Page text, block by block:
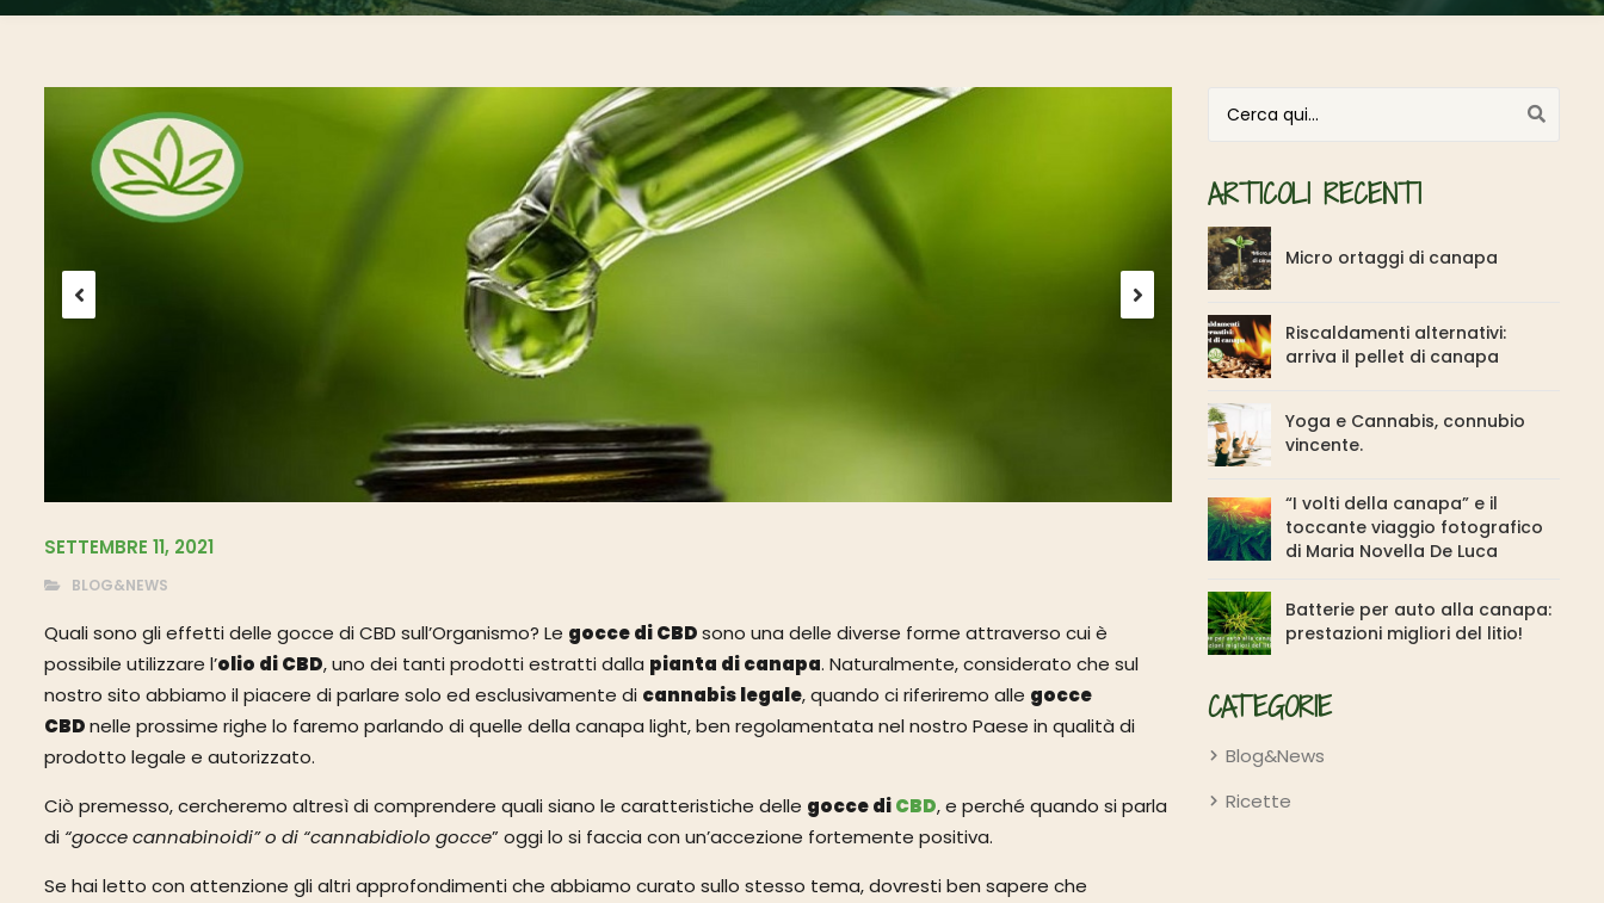
SETTEMBRE 11, 2021
BLOG&NEWS
Quali sono gli effetti delle gocce di CBD sull’Organismo? Le gocce di CBDsono una delle diverse forme attraverso cui è
possibile utilizzare l’olio di CBD, uno dei tanti prodotti estratti dalla pianta di canapa. Naturalmente, considerato che sul
nostro sito abbiamo il piacere di parlare solo ed esclusivamente di cannabis legale, quando ci riferiremo alle gocce
CBDnelle prossime righe lo faremo parlando di quelle della canapa light, ben regolamentata nel nostro Paese in qualità di
prodotto legale e autorizzato.
Ciò premesso, cercheremo altresì di comprendere quali siano le caratteristiche delle gocce diCBD, e perché quando si parla
di “gocce cannabinoidi” o di “cannabidiolo gocce” oggi lo si faccia con un’accezione fortemente positiva.
Se hai letto con attenzione gli altri approfondimenti che abbiamo curato sullo stesso tema, dovresti ben sapere che
ARTICOLI RECENTI
Micro ortaggi di canapa
Riscaldamenti alternativi:
arriva il pellet di canapa
Yoga e Cannabis, connubio
vincente.
“I volti della canapa” e il
toccante viaggio fotografico
di Maria Novella De Luca
Batterie per auto alla canapa:
prestazioni migliori del litio!
CATEGORIE
Blog&News
Ricette